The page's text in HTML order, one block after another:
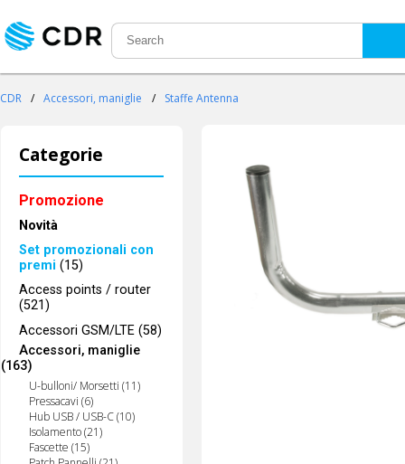
CDR / Accessori, maniglie / Staffe Antenna
Categorie
Promozione
Novità
Set promozionali con
premi (15)
Access points / router
(521)
Accessori GSM/LTE (58)
Accessori, maniglie
(163)
U-bulloni/ Morsetti (11)
Pressacavi (6)
Hub USB / USB-C (10)
Isolamento (21)
Fascette (15)